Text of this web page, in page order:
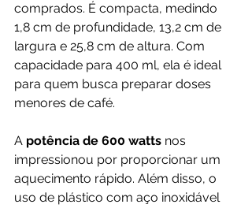
comprados. É compacta, medindo
1,8 cm de profundidade, 13,2 cm de
largura e 25,8 cm de altura. Com
capacidade para 400 ml, ela é ideal
para quem busca preparar doses
menores de café.
A potência de 600 watts nos
impressionou por proporcionar um
aquecimento rápido. Além disso, o
uso de plástico com aço inoxidável